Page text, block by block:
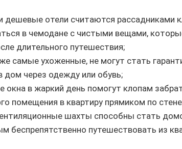
дешевые отели считаются рассадниками
в чемодане с чистыми вещами,
длительного путешествия;
самые ухоженные, не могут стать
дом через одежду или обувь;
окна в жаркий день помогут клопам
помещения в квартиру прямиком по
шахты способны стать
беспрепятственно путешествовать из